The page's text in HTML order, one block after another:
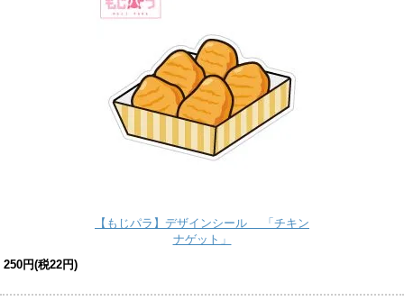
【もじパラ】デザインシール 「チキン
ナゲット」
250円(税22円)